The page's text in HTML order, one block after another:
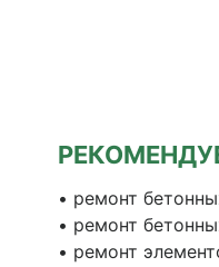
• ремонт
• ремонт
• ремонт